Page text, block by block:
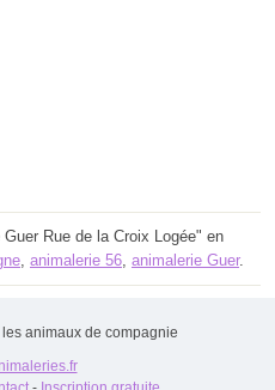
Rue de la Croix Logée" en
animalerie 56 animalerie Guer.
animaux de compagnie